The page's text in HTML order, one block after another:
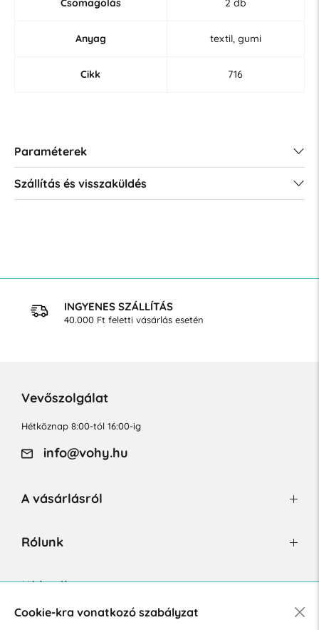
Csomagolás 2 db
Anyag textil, gumi
Cikk 716
Paraméterek
Szállítás és visszaküldés
INGYENES SZÁLLÍTÁS
40.000 Ft feletti vásárlás esetén
Vevőszolgálat
Hétköznap 8:00-tól 16:00-ig
info@vohy.hu
A vásárlásról
Rólunk
Hírlevél
Cookie-kra vonatkozó szabályzat